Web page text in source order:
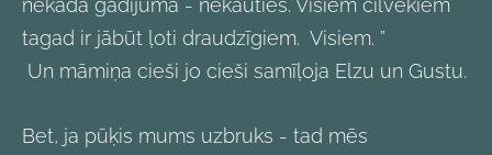
nekādā gadījumā - nekauties. Visiem cilvēkiem
tagad ir jābūt ļoti draudzīgiem. Visiem. ”
Un māmiņa cieši jo cieši samīļoja Elzu un Gustu.
Bet, ja pūķis mums uzbruks - tad mēs